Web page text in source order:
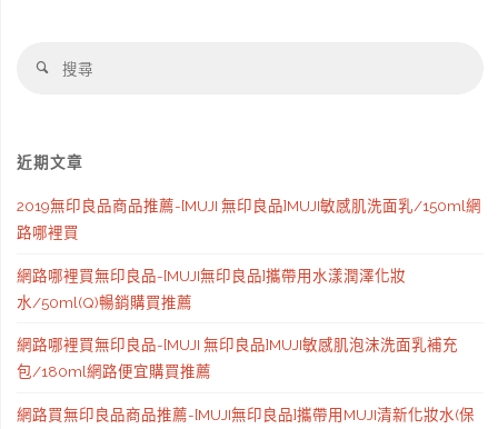
搜
近期文章
2019無印良品商品推薦-[MUJI 無印良品]MUJI敏感肌洗面乳/150ml網
路哪裡買
網路哪裡買無印良品-[MUJI無印良品]攜帶用水漾潤澤化妝
水/50ml(Q)暢銷購買推薦
網路哪裡買無印良品-[MUJI 無印良品]MUJI敏感肌泡沫洗面乳補充
包/180ml網路便宜購買推薦
網路買無印良品商品推薦-[MUJI無印良品]攜帶用MUJI清新化妝水(保